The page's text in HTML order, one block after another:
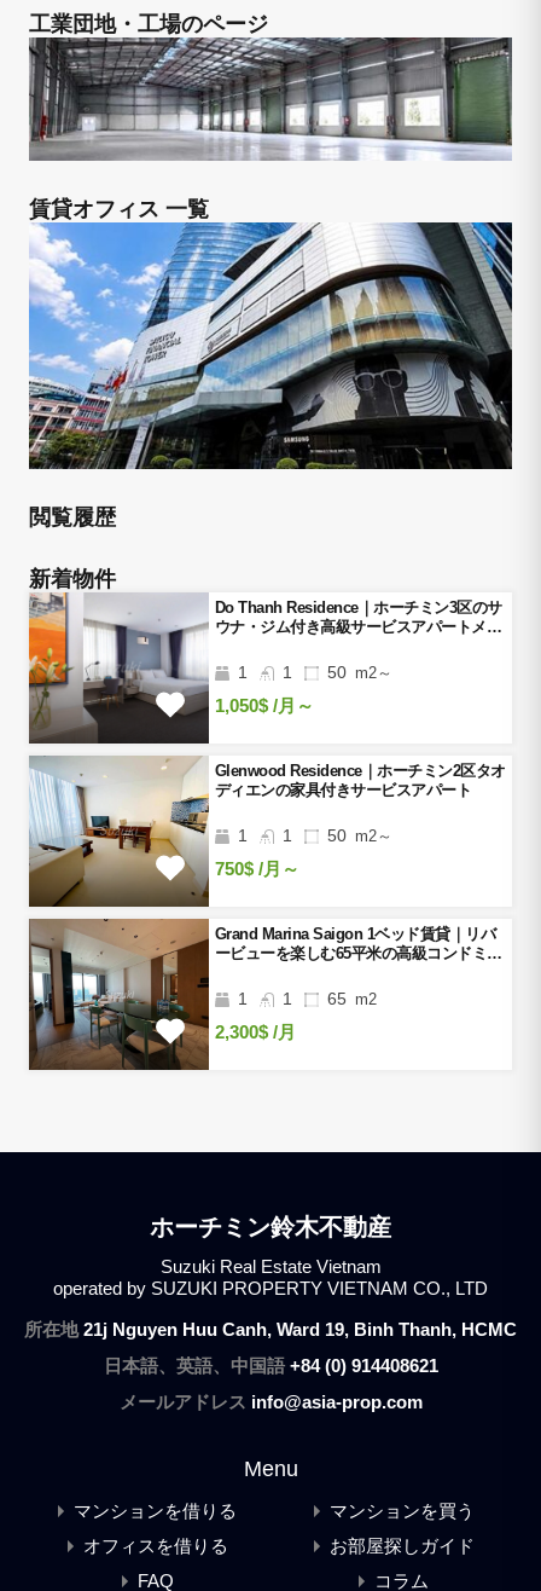
工業団地・工場のページ
賃貸オフィス 一覧
閲覧履歴
新着物件
Do Thanh Residence｜ホーチミン3区のサ
ウナ・ジム付き高級サービスアパートメン
1 1 50 m2～
1,050$ /月～
Glenwood Residence｜ホーチミン2区タオ
ディエンの家具付きサービスアパート
1 1 50 m2～
750$ /月～
Grand Marina Saigon 1ベッド賃貸｜リバ
ービューを楽しむ65平米の高級コンドミニ
1 1 65 m2
2,300$ /月
ホーチミン鈴木不動産
Suzuki Real Estate Vietnam
operated by SUZUKI PROPERTY VIETNAM CO., LTD
所在地21j Nguyen Huu Canh, Ward 19, Binh Thanh, HCMC
日本語、英語、中国語 +84 (0) 914408621
メールアドレス info@asia-prop.com
Menu
マンションを借りる
マンションを買う
オフィスを借りる
お部屋探しガイド
FAQ
コラム